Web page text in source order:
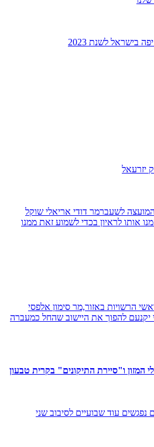
לשנת 2023
לשעברמר דודי אריאלי שוקל
אותו לראיון בכדי לשמוע זאת ממנו
הרשויות באזור,מר סימון אלפסי
יקנעם להפוך את היישוב שהחל כמעברה
ו"סיירת התיקונים" בקרית טבעון
נפגשים עוד שבועיים לסיבוב שני